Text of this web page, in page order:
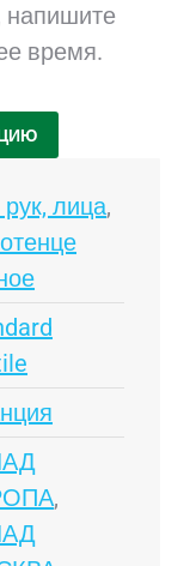
напишите
время.
лица,
,